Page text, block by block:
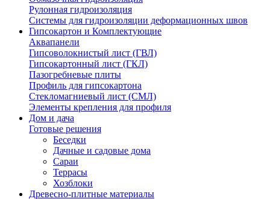
Рулонная гидроизоляция
Системы для гидроизоляции деформационных швов
Гипсокартон и Комплектующие
Аквапанели
Гипсоволокнистый лист (ГВЛ)
Гипсокартонный лист (ГКЛ)
Пазогребневые плиты
Профиль для гипсокартона
Стекломагниевый лист (СМЛ)
Элементы крепления для профиля
Дом и дача
Готовые решения
Беседки
Дачные и садовые дома
Сараи
Террасы
Хозблоки
Древесно-плитные материалы